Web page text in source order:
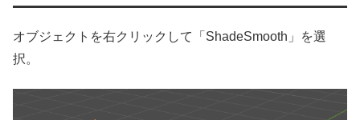
オブジェクトを右クリックして「ShadeSmooth」を選
択。